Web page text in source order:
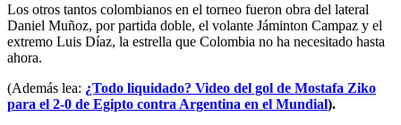
Los otros tantos colombianos en el torneo fueron obra del lateral
Daniel Muñoz, por partida doble, el volante Jáminton Campaz y el
extremo Luis Díaz, la estrella que Colombia no ha necesitado hasta
ahora.
(Además lea: ¿Todo liquidado? Video del gol de Mostafa Ziko
para el 2-0 de Egipto contra Argentina en el Mundial).